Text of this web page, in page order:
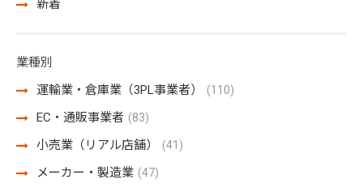
新着
業種別
運輸業・倉庫業（3PL事業者）
(110)
EC・通販事業者 (83)
小売業（リアル店舗） (41)
メーカー・製造業 (47)